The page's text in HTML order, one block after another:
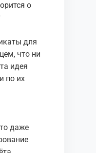
о
для
что ни
идея
по их
даже